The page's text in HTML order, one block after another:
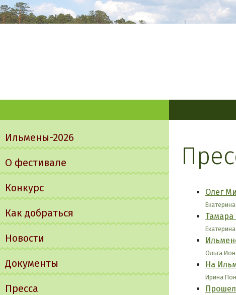
меню
Ильмены-2026
О фестивале
Конкурс
Как добраться
Новости
Документы
Пресса
Олег
Тамара
Ольга
На
Ирина